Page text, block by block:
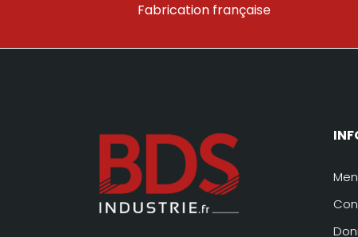
Fabrication française